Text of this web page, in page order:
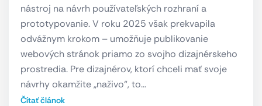
nástroj na návrh používateľských rozhraní a
prototypovanie. V roku 2025 však prekvapila
odvážnym krokom – umožňuje publikovanie
webových stránok priamo zo svojho dizajnérskeho
prostredia. Pre dizajnérov, ktorí chceli mať svoje
návrhy okamžite „naživo“, to…
Čítať článok